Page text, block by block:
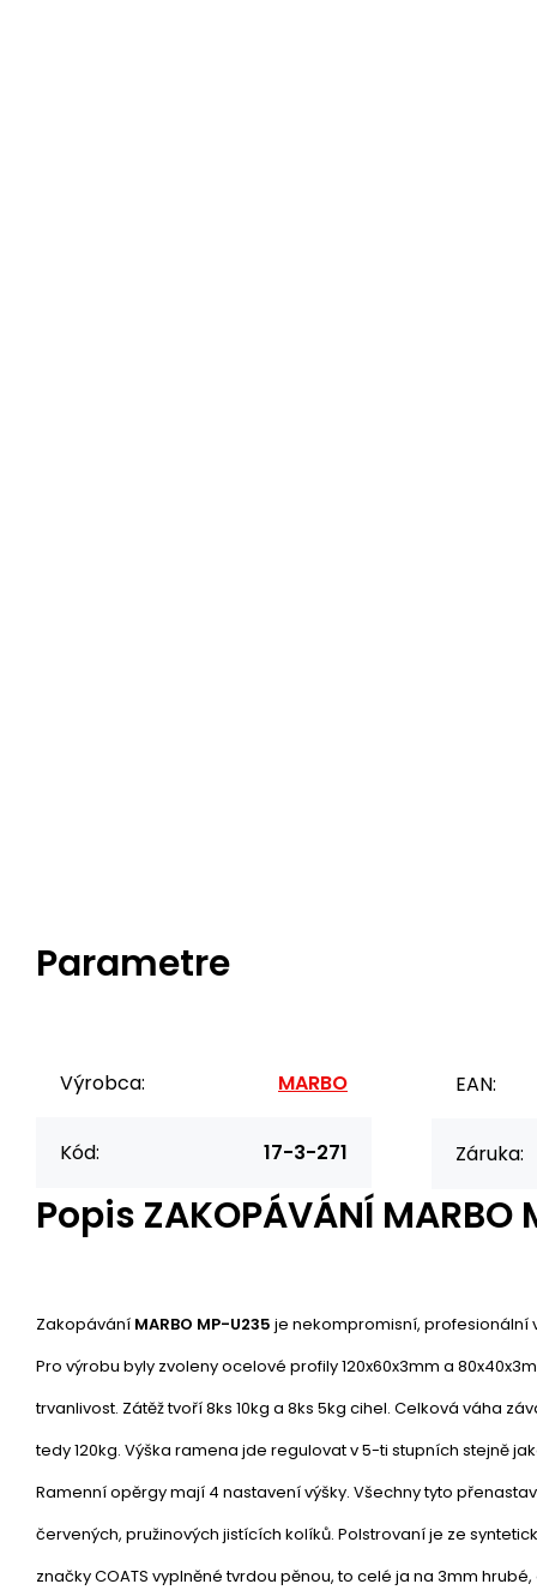
Parametre
Výrobca: MARBO
Kód: 17-3-271
EAN:
Záruka:
Popis ZAKOPÁVÁNÍ MARBO
Zakopávání MARBO MP-U235 je nekompromisní, profesionální
Pro výrobu byly zvoleny ocelové profily 120x60x3mm a
trvanlivost. Zátěž tvoří 8ks 10kg a 8ks 5kg cihel. Celková váha
tedy 120kg. Výška ramena jde regulovat v 5-ti stupních stejně
Ramenní opěrgy mají 4 nastavení výšky. Všechny tyto
červených, pružinových jistících kolíků. Polstrovaní je ze
značky COATS vyplněné tvrdou pěnou, to celé ja na 3mm